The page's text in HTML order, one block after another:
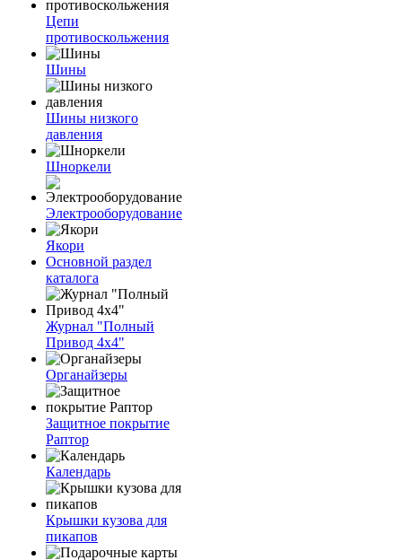
Цепи
противоскольжения
Шины
Шины низкого
давления
Шноркели
Электрооборудование
Якори
Основной раздел
каталога
Журнал "Полный
Привод 4х4"
Органайзеры
Защитное покрытие
Раптор
Календарь
Крышки кузова для
пикапов